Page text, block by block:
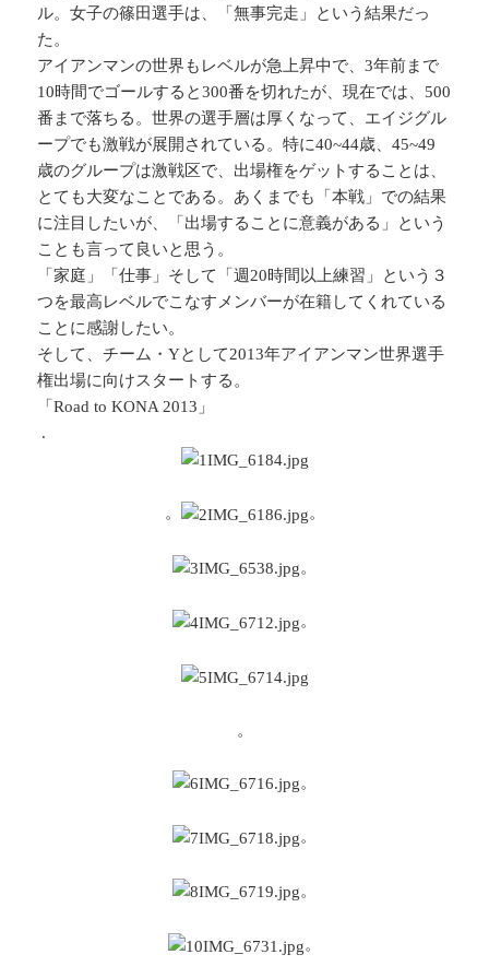
ル。女子の篠田選手は、「無事完走」という結果だっ
た。
アイアンマンの世界もレベルが急上昇中で、3年前まで
10時間でゴールすると300番を切れたが、現在では、500
番まで落ちる。世界の選手層は厚くなって、エイジグル
ープでも激戦が展開されている。特に40~44歳、45~49
歳のグループは激戦区で、出場権をゲットすることは、
とても大変なことである。あくまでも「本戦」での結果
に注目したいが、「出場することに意義がある」という
ことも言って良いと思う。
「家庭」「仕事」そして「週20時間以上練習」という３
つを最高レベルでこなすメンバーが在籍してくれている
ことに感謝したい。
そして、チーム・Yとして2013年アイアンマン世界選手
権出場に向けスタートする。
「Road to KONA 2013」
.
。 。
。
。
。
。
。
。
。